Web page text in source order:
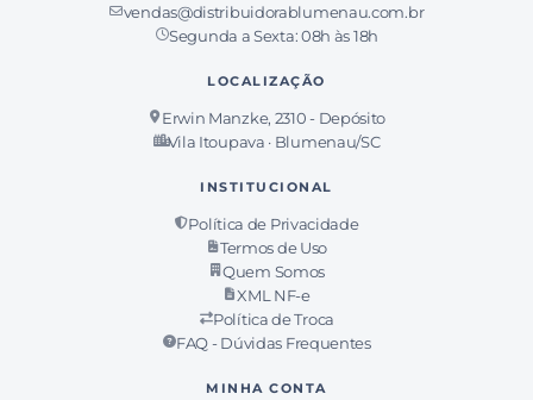
vendas@distribuidorablumenau.com.br
Segunda a Sexta: 08h às 18h
LOCALIZAÇÃO
Erwin Manzke, 2310 - Depósito
Vila Itoupava · Blumenau/SC
INSTITUCIONAL
Política de Privacidade
Termos de Uso
Quem Somos
XML NF-e
Política de Troca
FAQ - Dúvidas Frequentes
MINHA CONTA